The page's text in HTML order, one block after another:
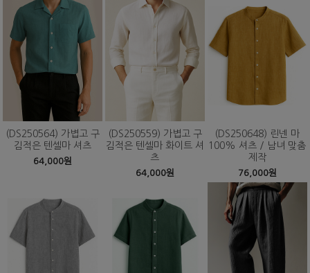
(DS250564) 가볍고 구
김적은 텐셀마 셔츠
64,000원
(DS250559) 가볍고 구
김적은 텐셀마 화이트 셔
츠
64,000원
(DS250648) 린넨 마
100% 셔츠 / 남녀 맞춤
제작
76,000원